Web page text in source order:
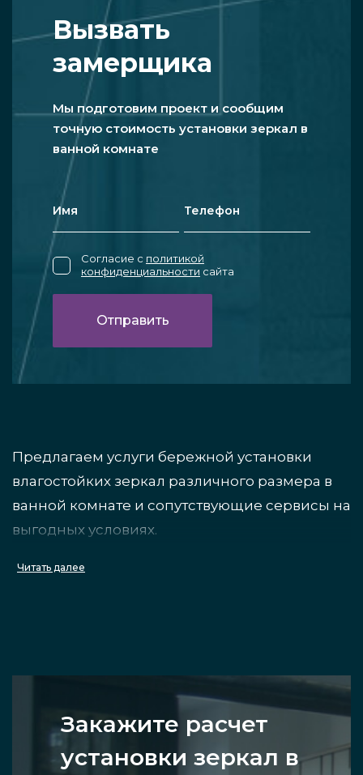
Вызвать
замерщика
Мы подготовим проект и сообщим
точную стоимость установки зеркал в
ванной комнате
Согласие с политикой
конфиденциальности сайта
Читать далее
Предлагаем услуги бережной установки
влагостойких зеркал различного размера в
ванной комнате и сопутствующие сервисы на
выгодных условиях.
Мы производим монтаж в ванной или
душевой комнате самых различных
вариантов и моделей зеркал: круглых,
прямоугольных, нестандартной формы, на
стойках. Стекло может быть с рисунком,
Закажите расчет
установки зеркал в